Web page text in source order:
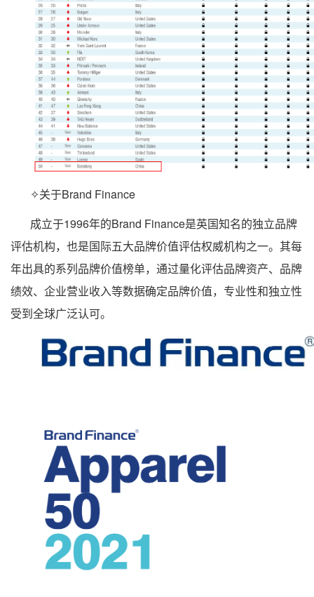
✧关于Brand Finance
成立于1996年的Brand Finance是英国知名的独立品牌
评估机构，也是国际五大品牌价值评估权威机构之一。其每
年出具的系列品牌价值榜单，通过量化评估品牌资产、品牌
绩效、企业营业收入等数据确定品牌价值，专业性和独立性
受到全球广泛认可。